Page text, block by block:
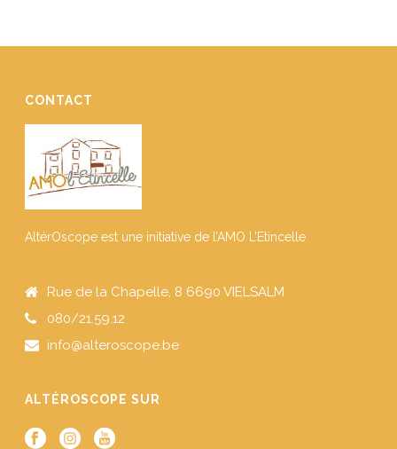
CONTACT
AltérOscope est une initiative de l’AMO L’Etincelle
Rue de la Chapelle, 8 6690 VIELSALM
080/21.59.12
info@alteroscope.be
ALTÉROSCOPE SUR